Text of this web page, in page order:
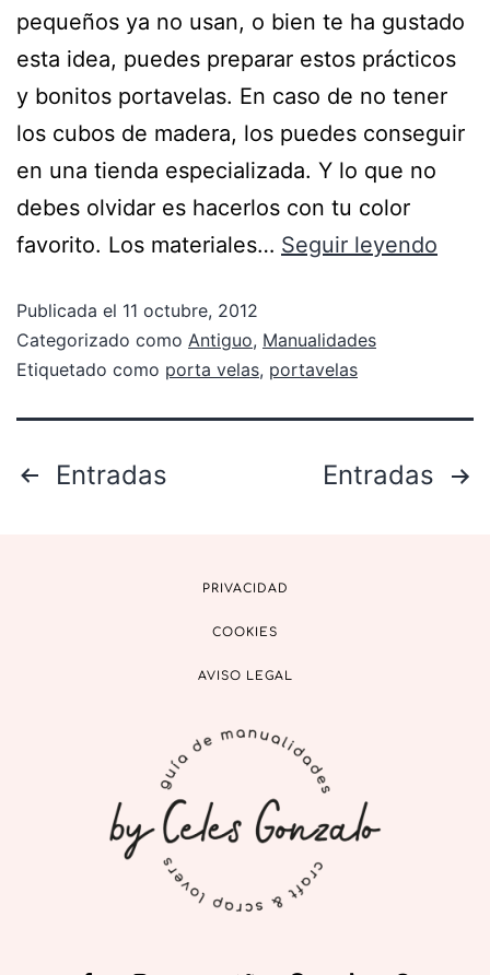
pequeños ya no usan, o bien te ha gustado
esta idea, puedes preparar estos prácticos
y bonitos portavelas. En caso de no tener
los cubos de madera, los puedes conseguir
en una tienda especializada. Y lo que no
debes olvidar es hacerlos con tu color
favorito. Los materiales… Seguir leyendo
Publicada el 11 octubre, 2012
Categorizado como Antiguo, Manualidades
Etiquetado como porta velas, portavelas
Entradas Entradas
PRIVACIDAD
COOKIES
AVISO LEGAL